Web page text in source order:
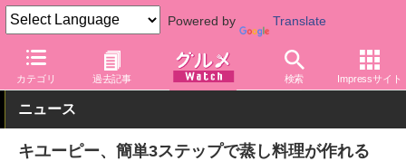
Powered by Translate
カテゴリ 過去記事 検索 Impressサイト
グルメ Watch メーカー 調味料 キユーピー
ニュース
キユーピー、簡単3ステップで蒸し料理が作れる